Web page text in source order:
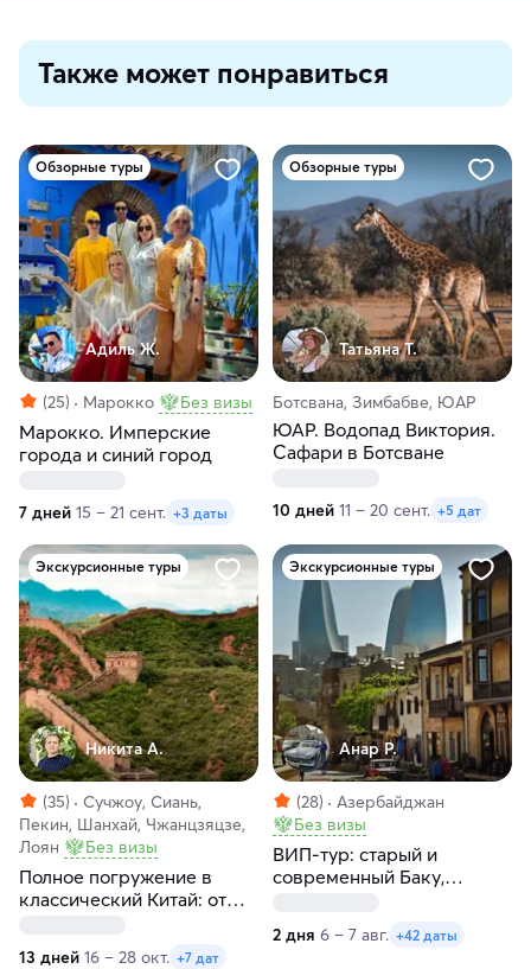
Также может понравиться
Обзорные туры
Адиль Ж.
(25) Марокко Без визы
Марокко. Имперские
города и синий город
7 дней 15 – 21 сент. +3 даты
Обзорные туры
Татьяна Т.
Ботсвана, Зимбабве, ЮАР
ЮАР. Водопад Виктория.
Сафари в Ботсване
10 дней 11 – 20 сент. +5 дат
Экскурсионные туры
Никита А.
(35)
Сучжоу, Сиань,
Пекин, Шанхай, Чжанцзяцзе,
Лоян
Без визы
Полное погружение в
классический Китай: от
13 дней 16 – 28 окт. +7 дат
Экскурсионные туры
Анар Р.
(28)
Азербайджан
Без визы
ВИП-тур: старый и
современный Баку,
2 дня 6 – 7 авг. +42 даты